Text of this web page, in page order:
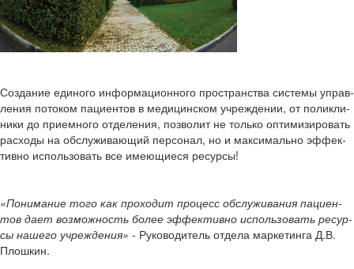
Со­зда­ние еди­но­го ин­фор­ма­ци­он­но­го про­стран­ства си­сте­мы управ­
ле­ния по­то­ком па­ци­ен­тов в ме­ди­цин­ском учре­жде­нии, от по­ли­кли­
ни­ки до при­ем­но­го от­де­ле­ния, поз­во­лит не толь­ко оп­ти­ми­зи­ро­вать
рас­хо­ды на об­слу­жи­ва­ю­щий пер­со­нал, но и мак­си­маль­но эф­фек­
тив­но ис­поль­зо­вать все име­ю­щи­е­ся ре­сур­сы!
«По­ни­ма­ние того как про­хо­дит про­цесс об­слу­жи­ва­ния па­ци­ен­
тов дает воз­мож­ность более эф­фек­тив­но ис­поль­зо­вать ре­сур­
сы на­ше­го учре­жде­ния» - Ру­ко­во­ди­тель от­де­ла мар­ке­тин­га Д.В.
Плош­кин.